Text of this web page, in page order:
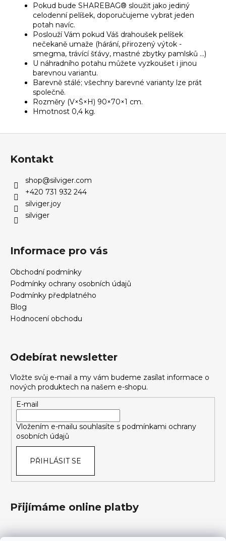
Pokud bude SHAREBAG® sloužit jako jediný
celodenní pelíšek, doporučujeme vybrat jeden
potah navíc.
Poslouží Vám pokud Váš drahoušek pelíšek
nečekaně umaže (hárání, přirozený výtok -
smegma, trávící šťávy, mastné zbytky pamlsků ...)
U náhradního potahu můžete vyzkoušet i jinou
barevnou variantu.
Barevně stálé; všechny barevné varianty lze prát
společně.
Rozměry (V×Š×H) 90×70×1 cm.
Hmotnost 0,4 kg.
Kontakt
shop@silviger.com
+420 731 932 244
silviger.joy
silviger
Informace pro vás
Obchodní podmínky
Podmínky ochrany osobních údajů
Podmínky předplatného
Blog
Hodnocení obchodu
Odebírat newsletter
Vložte svůj e-mail a my vám budeme zasílat informace o
nových produktech na našem e-shopu.
E-mail
Vložením e-mailu souhlasíte s podmínkami ochrany
osobních údajů
PŘIHLÁSIT SE
Přijímáme online platby